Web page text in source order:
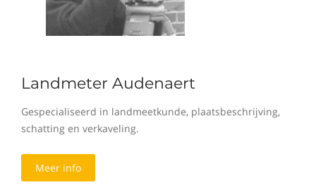
Landmeter Audenaert
Gespecialiseerd in landmeetkunde, plaatsbeschrijving,
schatting en verkaveling.
Meer info